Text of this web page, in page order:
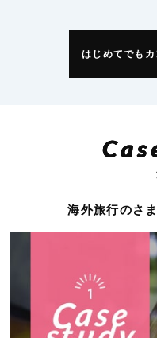
はじめてでも
海外旅行のさ